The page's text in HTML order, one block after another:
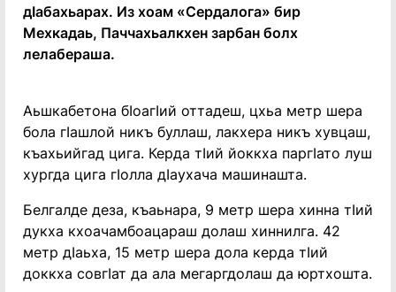
дӀабахьарах. Из хоам «Сердалога» бир
Мехкадаь, Паччахьалкхен зарбан болх
лелабераша.
Аьшкабетона бӀоагӀий оттадеш, цхьа метр шера
бола гӀашлой никъ буллаш, лакхера никъ хувцаш,
къахьийгад цига. Керда тӀий йоккха паргӀато луш
хургда цига гӀолла дӀаухача машинашта.
Белгалде деза, къаьнара, 9 метр шера хинна тӀий
дукха кхоачамбоацараш долаш хиннилга. 42
метр дӀаьха, 15 метр шера дола керда тӀий
доккха совгӀат да ала мегаргдолаш да юртхошта.